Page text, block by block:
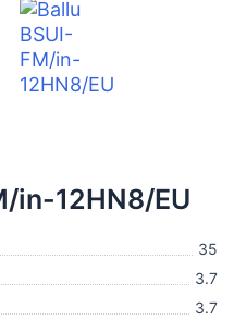
in-12HN8/EU
35
3.7
3.7